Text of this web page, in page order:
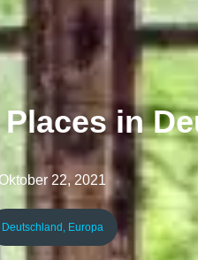
in
Oktober 22, 2021
Deutschland , Europa